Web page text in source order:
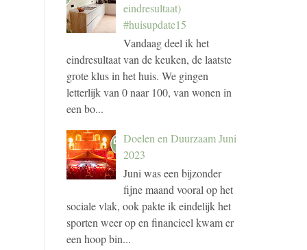
eindresultaat)
#huisupdate15
Vandaag deel ik het
eindresultaat van de keuken, de laatste
grote klus in het huis. We gingen
letterlijk van 0 naar 100, van wonen in
een bo...
Doelen en Duurzaam Juni
2023
Juni was een bijzonder
fijne maand vooral op het
sociale vlak, ook pakte ik eindelijk het
sporten weer op en financieel kwam er
een hoop bin...